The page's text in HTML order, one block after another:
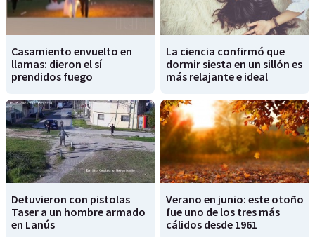
Casamiento envuelto en
llamas: dieron el sí
prendidos fuego
La ciencia confirmó que
dormir siesta en un sillón es
más relajante e ideal
Detuvieron con pistolas
Taser a un hombre armado
en Lanús
Verano en junio: este otoño
fue uno de los tres más
cálidos desde 1961